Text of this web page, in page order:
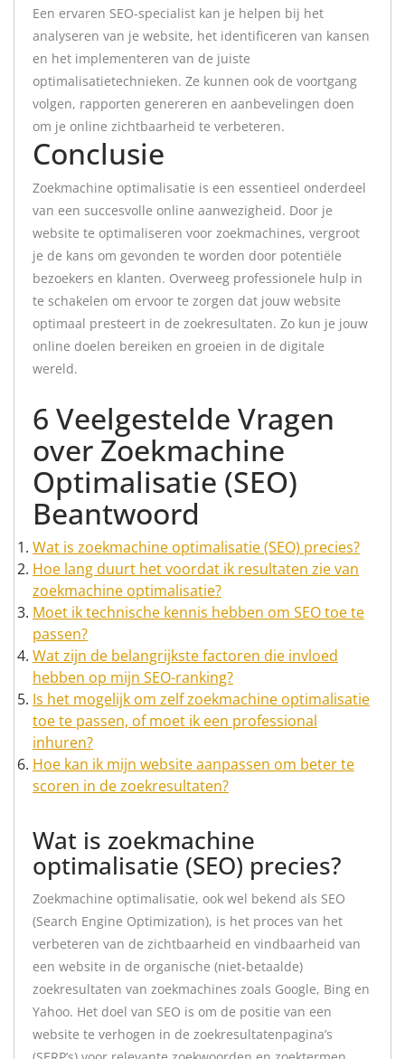
Een ervaren SEO-specialist kan je helpen bij het
analyseren van je website, het identificeren van kansen
en het implementeren van de juiste
optimalisatietechnieken. Ze kunnen ook de voortgang
volgen, rapporten genereren en aanbevelingen doen
om je online zichtbaarheid te verbeteren.
Conclusie
Zoekmachine optimalisatie is een essentieel onderdeel
van een succesvolle online aanwezigheid. Door je
website te optimaliseren voor zoekmachines, vergroot
je de kans om gevonden te worden door potentiële
bezoekers en klanten. Overweeg professionele hulp in
te schakelen om ervoor te zorgen dat jouw website
optimaal presteert in de zoekresultaten. Zo kun je jouw
online doelen bereiken en groeien in de digitale
wereld.
6 Veelgestelde Vragen
over Zoekmachine
Optimalisatie (SEO)
Beantwoord
Wat is zoekmachine optimalisatie (SEO) precies?
Hoe lang duurt het voordat ik resultaten zie van
zoekmachine optimalisatie?
Moet ik technische kennis hebben om SEO toe te
passen?
Wat zijn de belangrijkste factoren die invloed
hebben op mijn SEO-ranking?
Is het mogelijk om zelf zoekmachine optimalisatie
toe te passen, of moet ik een professional
inhuren?
Hoe kan ik mijn website aanpassen om beter te
scoren in de zoekresultaten?
Wat is zoekmachine
optimalisatie (SEO) precies?
Zoekmachine optimalisatie, ook wel bekend als SEO
(Search Engine Optimization), is het proces van het
verbeteren van de zichtbaarheid en vindbaarheid van
een website in de organische (niet-betaalde)
zoekresultaten van zoekmachines zoals Google, Bing en
Yahoo. Het doel van SEO is om de positie van een
website te verhogen in de zoekresultatenpagina’s